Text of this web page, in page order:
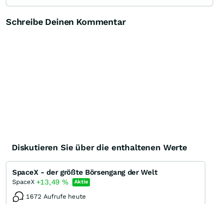
Schreibe Deinen Kommentar
Diskutieren Sie über die enthaltenen Werte
SpaceX - der größte Börsengang der Welt
SpaceX +13,49% Aktie
1672 Aufrufe heute